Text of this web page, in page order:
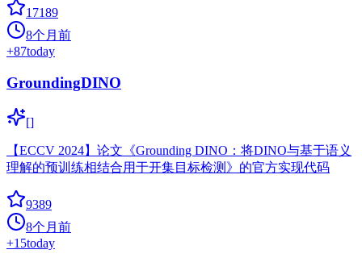
17189
8个月前
+87today
GroundingDINO
[]
【ECCV 2024】论文《Grounding DINO：将DINO与基于语义
理解的预训练相结合用于开集目标检测》的官方实现代码
9389
8个月前
+15today